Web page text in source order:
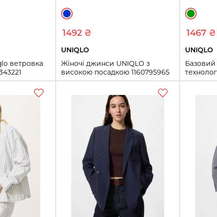
ветровка
1492 ₴
UNIQLO
Жіночі джинси UNIQLO з
високою посадкою 1160795965
(Синій 26)
Купить
1467 ₴
UNIQLO
Базовий